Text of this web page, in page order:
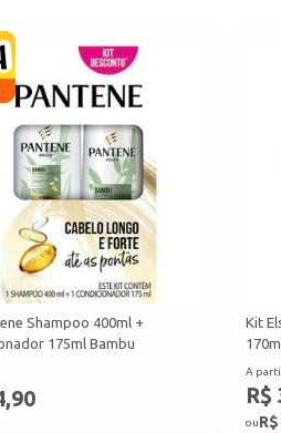
Shampoo 400ml +
175ml Bambu
Kit
A
R$
ou